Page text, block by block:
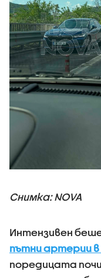
Снимка: NOVA
Интензивен
пътни артерии
поредицата